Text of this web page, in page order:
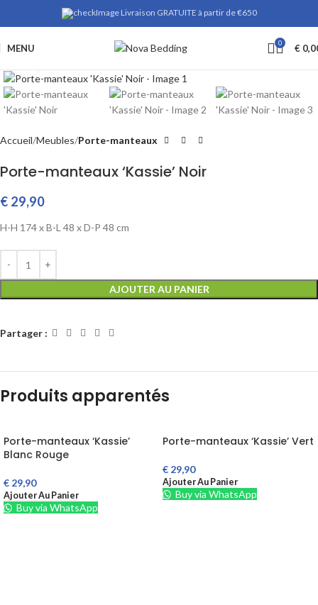
Livraison GRATUITE à partir de €650
MENU 0 €
Accueil Meubles Porte-manteaux
Porte-manteaux ‘Kassie’ Noir
€ 29,90
H-H 174 xB-L48 xD-P 48 cm
AJOUTER AU PANIER
Partager :
Produits apparentés
Porte-manteaux ‘Kassie’
Blanc Rouge
€ 29,90
Ajouter Au Panier
Buy via WhatsApp
Porte-manteaux ‘Kassie’ Vert
€ 29,90
Ajouter Au Panier
Buy via WhatsApp